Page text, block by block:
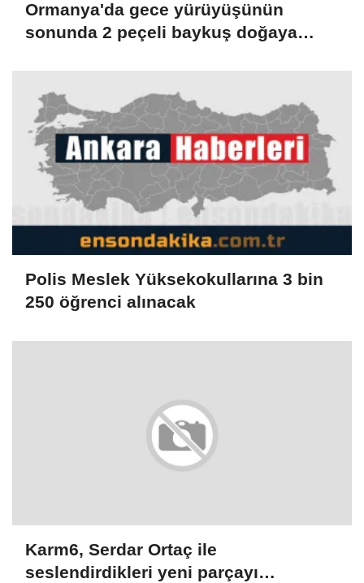
Ormanya'da gece yürüyüşünün
sonunda 2 peçeli baykuş doğaya
Polis Meslek Yüksekokullarına 3 bin
250 öğrenci alınacak
Karm6, Serdar Ortaç ile
seslendirdikleri yeni parçayı